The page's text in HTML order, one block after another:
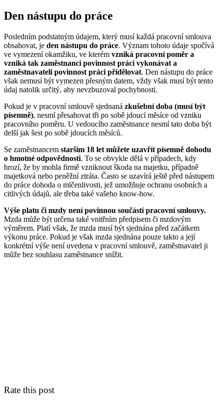
Den nástupu do práce
Posledním podstatným údajem, který musí každá pracovní smlouva
obsahovat, je den nástupu do práce. Význam tohoto údaje spočívá
ve vymezení okamžiku, ve kterém vzniká pracovní poměr a
vzniká tak zaměstnanci povinnost práci vykonávat a
zaměstnavateli povinnost práci přidělovat. Den nástupu do práce
však nemusí být vymezen přesným datem, vždy však musí být tento
údaj natolik určitý, aby nevzbuzoval pochybnosti.
Pokud je v pracovní smlouvě sjednaná zkušební doba (musí být
písemně), nesmí přesahovat tři po sobě jdoucí měsíce od vzniku
pracovního poměru. U vedoucího zaměstnance nesmí tato doba být
delší jak šest po sobě jdoucích měsíců.
Se zaměstnancem starším 18 let můžete uzavřít písemně dohodu
o hmotné odpovědnosti. To se obvykle dělá v případech, kdy
hrozí, že by mohla firmě vzniknout škoda na majetku, případně
majetková nebo peněžní ztráta. Často se uzavírá ještě před nástupem
do práce dohoda o mlčenlivosti, jež umožňuje ochranu osobních a
citlivých údajů, ale třeba také vašeho know-how.
Výše platu či mzdy není povinnou součástí pracovní smlouvy.
Mzda může být určena také vnitřním předpisem či mzdovým
výměrem. Platí však, že mzda musí být sjednána před začátkem
výkonu práce. Pokud je však mzda sjednána pouze takto a její
konkrétní výše není uvedena v pracovní smlouvě, zaměstnavatel ji
může bez souhlasu zaměstnance snížit.
Rate this post